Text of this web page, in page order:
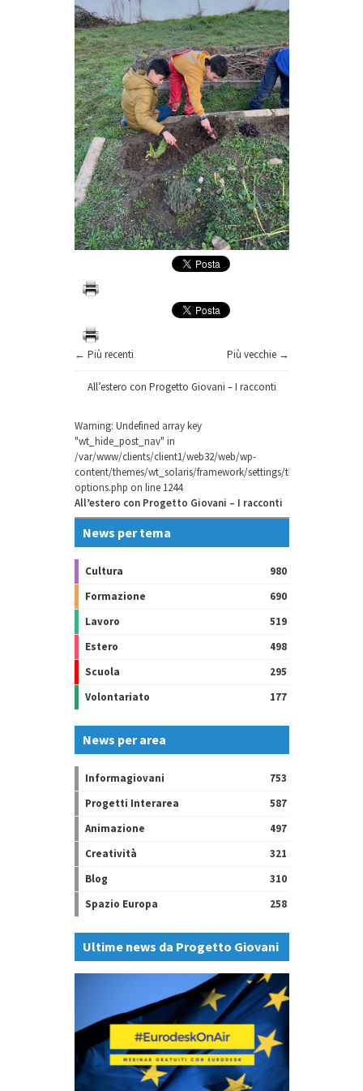
← Più recenti Più vecchie →
All’estero con Progetto Giovani – I racconti
Warning: Undefined array key
"wt_hide_post_nav" in
/var/www/clients/client1/web32/web/wp-
content/themes/wt_solaris/framework/settings/theme-
options.php on line 1244
All’estero con Progetto Giovani – I racconti
News per tema
Cultura
980
Formazione
690
Lavoro
519
Estero
498
Scuola
295
Volontariato
177
News per area
Informagiovani
753
Progetti Interarea
587
Animazione
497
Creatività
321
Blog
310
Spazio Europa
258
Ultime news da Progetto Giovani